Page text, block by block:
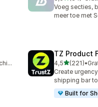
54 recensies
Voeg secties,
meer toe met
Gratis abonnement beschikbaar
TZ Product
4,5van 5
(221)
221 recensies
•
Create
shipping bar
Built for